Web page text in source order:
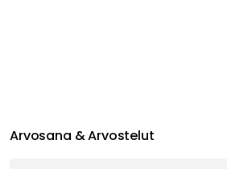
Arvosana & Arvostelut